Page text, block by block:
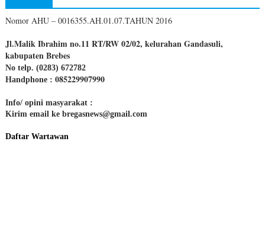
Nomor AHU – 0016355.AH.01.07.TAHUN 2016
Jl.Malik Ibrahim no.11 RT/RW 02/02, kelurahan Gandasuli,
kabupaten Brebes
No telp. (0283) 672782
Handphone : 085229907990
Info/ opini masyarakat :
Kirim email ke bregasnews@gmail.com
Daftar Wartawan